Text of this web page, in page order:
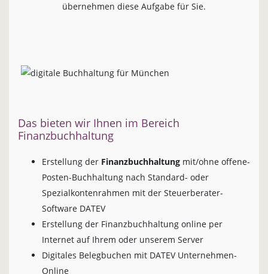
übernehmen diese Aufgabe für Sie.
Das bieten wir Ihnen im Bereich
Finanzbuchhaltung
Erstellung der Finanzbuchhaltung mit/ohne offene-
Posten-Buchhaltung nach Standard- oder
Spezialkontenrahmen mit der Steuerberater-
Software DATEV
Erstellung der Finanzbuchhaltung online per
Internet auf Ihrem oder unserem Server
Digitales Belegbuchen mit DATEV Unternehmen-
Online